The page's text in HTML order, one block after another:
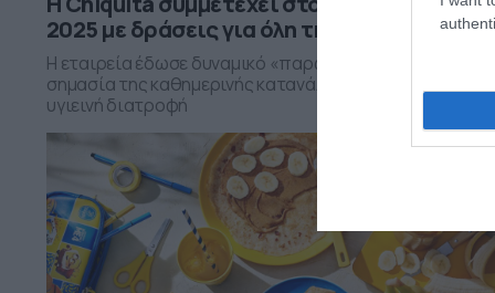
2025 με δράσεις για όλη την οικογένεια
Η εταιρεία έδωσε δυναμικό «παρών» προωθώντας τη
σημασία της καθημερινής κατανάλωσης φρούτων και την
υγιεινή διατροφή